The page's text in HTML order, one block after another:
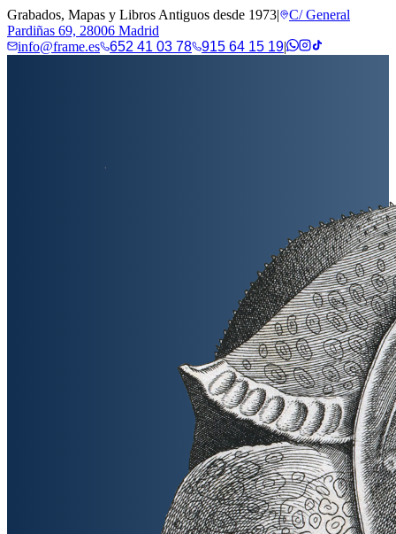
Grabados, Mapas y Libros Antiguos desde 1973|
C/ General
Pardiñas 69, 28006 Madrid
info@frame.es
652 41 03 78 915 64 15 19|